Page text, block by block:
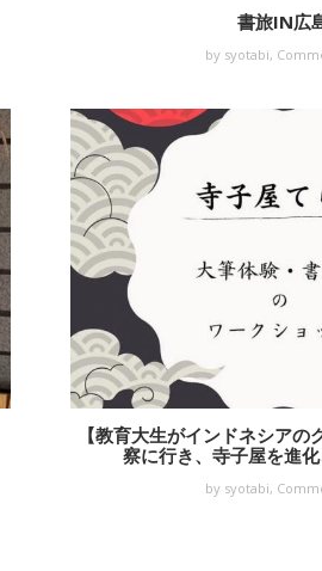
書旅IN広
by syotabi,
【教育大生がインドネシア
察に行き、寺子屋を進化
by syotabi,